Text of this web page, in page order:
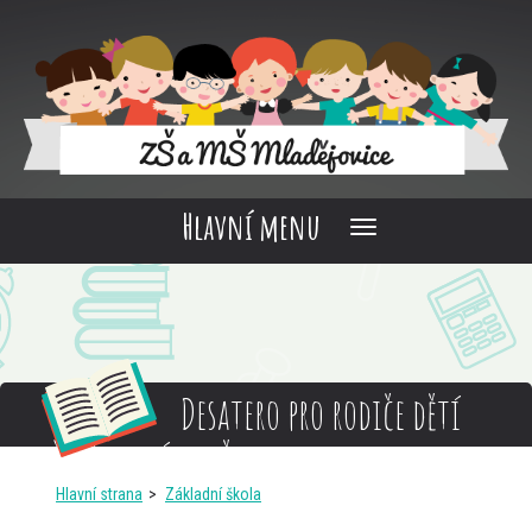
Hlavní menu
Desatero pro rodiče dětí
předškolního věku
Hlavní strana
Základní škola